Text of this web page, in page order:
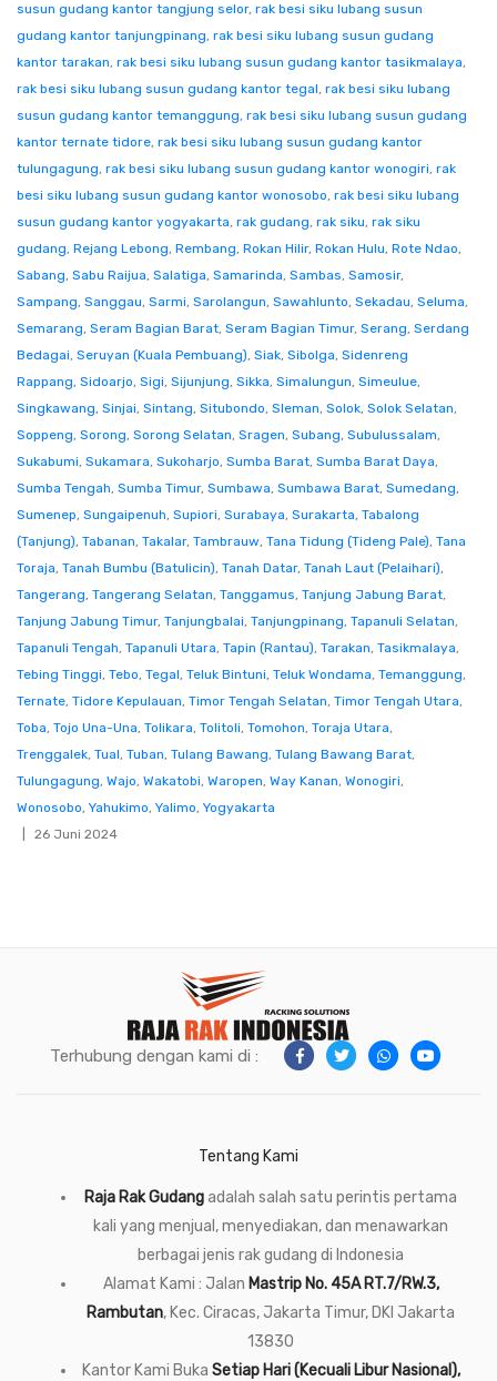
susun gudang kantor tangjung selor, rak besi siku lubang susun
gudang kantor tanjungpinang, rak besi siku lubang susun gudang
kantor tarakan, rak besi siku lubang susun gudang kantor tasikmalaya,
rak besi siku lubang susun gudang kantor tegal, rak besi siku lubang
susun gudang kantor temanggung, rak besi siku lubang susun gudang
kantor ternate tidore, rak besi siku lubang susun gudang kantor
tulungagung, rak besi siku lubang susun gudang kantor wonogiri, rak
besi siku lubang susun gudang kantor wonosobo, rak besi siku lubang
susun gudang kantor yogyakarta, rak gudang, rak siku, rak siku
gudang, Rejang Lebong, Rembang, Rokan Hilir, Rokan Hulu, Rote Ndao,
Sabang, Sabu Raijua, Salatiga, Samarinda, Sambas, Samosir,
Sampang, Sanggau, Sarmi, Sarolangun, Sawahlunto, Sekadau, Seluma,
Semarang, Seram Bagian Barat, Seram Bagian Timur, Serang, Serdang
Bedagai, Seruyan (Kuala Pembuang), Siak, Sibolga, Sidenreng
Rappang, Sidoarjo, Sigi, Sijunjung, Sikka, Simalungun, Simeulue,
Singkawang, Sinjai, Sintang, Situbondo, Sleman, Solok, Solok Selatan,
Soppeng, Sorong, Sorong Selatan, Sragen, Subang, Subulussalam,
Sukabumi, Sukamara, Sukoharjo, Sumba Barat, Sumba Barat Daya,
Sumba Tengah, Sumba Timur, Sumbawa, Sumbawa Barat, Sumedang,
Sumenep, Sungaipenuh, Supiori, Surabaya, Surakarta, Tabalong
(Tanjung), Tabanan, Takalar, Tambrauw, Tana Tidung (Tideng Pale), Tana
Toraja, Tanah Bumbu (Batulicin), Tanah Datar, Tanah Laut (Pelaihari),
Tangerang, Tangerang Selatan, Tanggamus, Tanjung Jabung Barat,
Tanjung Jabung Timur, Tanjungbalai, Tanjungpinang, Tapanuli Selatan,
Tapanuli Tengah, Tapanuli Utara, Tapin (Rantau), Tarakan, Tasikmalaya,
Tebing Tinggi, Tebo, Tegal, Teluk Bintuni, Teluk Wondama, Temanggung,
Ternate, Tidore Kepulauan, Timor Tengah Selatan, Timor Tengah Utara,
Toba, Tojo Una-Una, Tolikara, Tolitoli, Tomohon, Toraja Utara,
Trenggalek, Tual, Tuban, Tulang Bawang, Tulang Bawang Barat,
Tulungagung, Wajo, Wakatobi, Waropen, Way Kanan, Wonogiri,
Wonosobo, Yahukimo, Yalimo, Yogyakarta
26 Juni 2024
Terhubung dengan kami di :
Tentang Kami
Raja Rak Gudangadalah salah satu perintis pertama
kali yang menjual, menyediakan, dan menawarkan
berbagai jenis rak gudang di Indonesia
Alamat Kami : Jalan Mastrip No. 45A RT.7/RW.3,
Rambutan, Kec. Ciracas, Jakarta Timur, DKI Jakarta
13830
Kantor Kami Buka Setiap Hari (Kecuali Libur Nasional),